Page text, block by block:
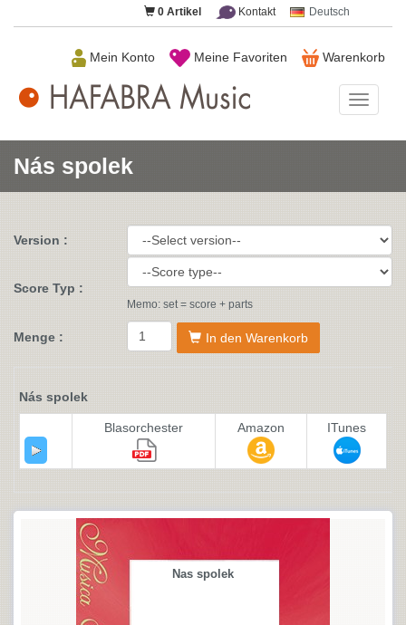
0 Artikel Kontakt Deutsch
Warenkorb
Meine Favoriten
Mein Konto
Music
Nás spolek
Version :
Score Typ :
Memo: set = score + parts
Menge : In den Warenkorb
Nás spolek
Blasorchester Amazon ITunes
Nas spolek